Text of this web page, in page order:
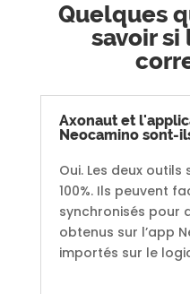
Quelques
savoir si
Axonaut et
Neocamino sont-
Oui. Les deux
100%. Ils peuvent
synchronisés pour
obtenus sur l’app
importés sur le